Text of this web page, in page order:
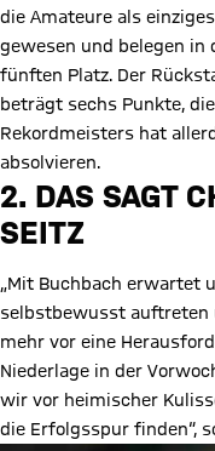
die Amateure als
gewesen und belegen in
fünften Platz. Der
beträgt sechs Punkte,
Rekordmeisters hat
absolvieren.
Video abspielen
2. DAS SAGT
SEITZ
„Mit Buchbach erwartet
selbstbewusst auftreten
mehr vor eine
Niederlage in der
wir vor heimischer
die Erfolgsspur finden“,